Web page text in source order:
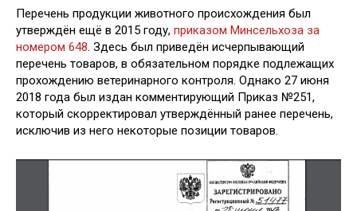
Перечень продукции животного происхождения был
утверждён ещё в 2015 году, приказом Минсельхоза за
номером 648. Здесь был приведён исчерпывающий
перечень товаров, в обязательном порядке подлежащих
прохождению ветеринарного контроля. Однако 27 июня
2018 года был издан комментирующий Приказ №251,
который скорректировал утверждённый ранее перечень,
исключив из него некоторые позиции товаров.